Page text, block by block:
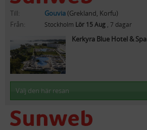
Till: Gouvia(Grekland, Korfu)
Från:
Stockholm Lör 15 Aug , 7 dagar
Kerkyra Blue Hotel & Spa
Välj den här resan